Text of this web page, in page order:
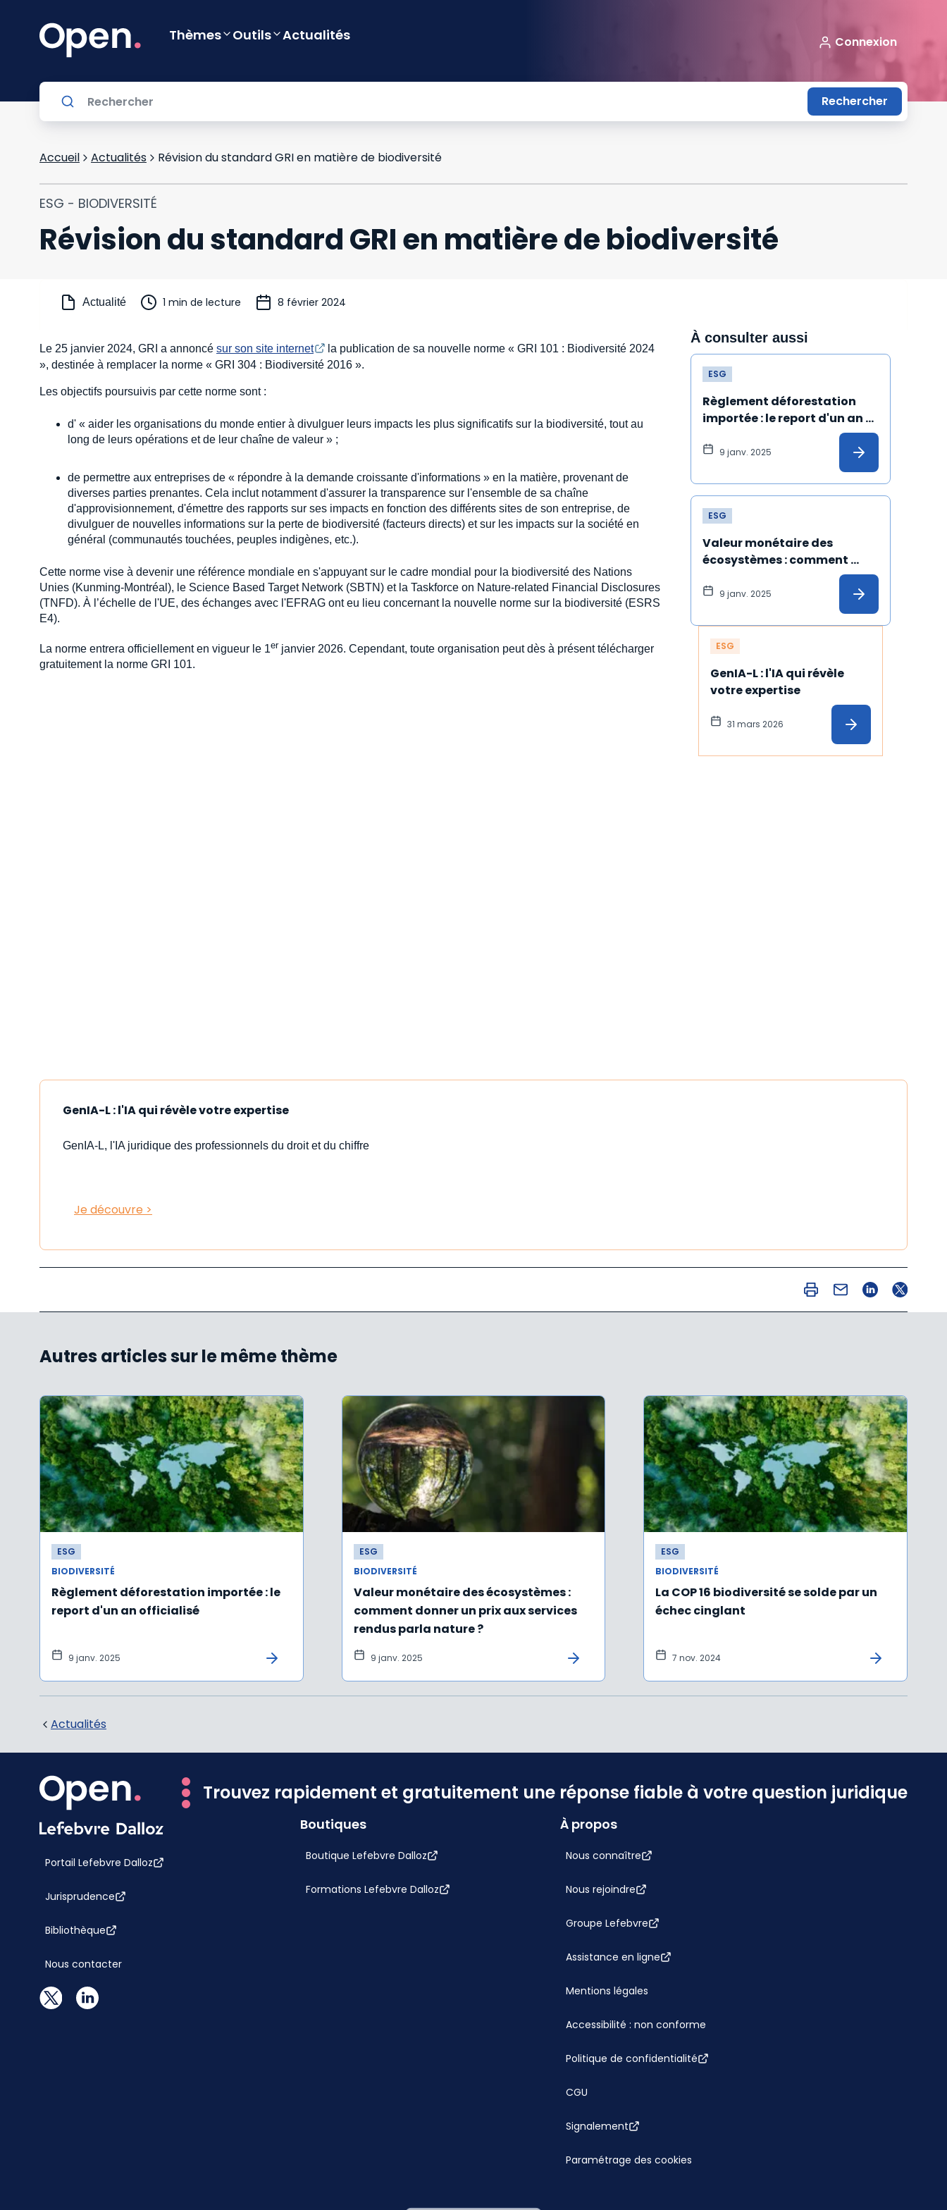
Thèmes Outils Actualités Connexion
Rechercher
Accueil Actualités Révision du standard GRI en matière de biodiversité
ESG - BIODIVERSITÉ
Révision du standard GRI en matière de biodiversité
Actualité 1 min de lecture 8 février 2024
Le 25 janvier 2024, GRI a annoncé sur son site internet
la publication de sa nouvelle norme « GRI 101 : Biodiversité 2024
», destinée à remplacer la norme « GRI 304 : Biodiversité 2016 ».
Les objectifs poursuivis par cette norme sont :
d' « aider les organisations du monde entier à divulguer leurs impacts les plus significatifs sur la biodiversité, tout au
long de leurs opérations et de leur chaîne de valeur » ;
de permettre aux entreprises de « répondre à la demande croissante d'informations » en la matière, provenant de
diverses parties prenantes. Cela inclut notamment d'assurer la transparence sur l'ensemble de sa chaîne
d'approvisionnement, d'émettre des rapports sur ses impacts en fonction des différents sites de son entreprise, de
divulguer de nouvelles informations sur la perte de biodiversité (facteurs directs) et sur les impacts sur la société en
général (communautés touchées, peuples indigènes, etc.).
Cette norme vise à devenir une référence mondiale en s'appuyant sur le cadre mondial pour la biodiversité des Nations
Unies (Kunming-Montréal), le Science Based Target Network (SBTN) et la Taskforce on Nature-related Financial Disclosures
(TNFD). À l’échelle de l'UE, des échanges avec l'EFRAG ont eu lieu concernant la nouvelle norme sur la biodiversité (ESRS
E4).
La norme entrera officiellement en vigueur le 1er janvier 2026. Cependant, toute organisation peut dès à présent télécharger
gratuitement la norme GRI 101.
À consulter aussi
ESG
Règlement déforestation
importée : le report d'un an
9 janv. 2025
ESG
Valeur monétaire des
écosystèmes : comment
donner un prix aux services
rendus parla nature ?
9 janv. 2025
ESG
GenIA-L : l'IA qui révèle
votre expertise
31 mars 2026
GenIA-L : l'IA qui révèle votre expertise
GenIA-L, l'IA juridique des professionnels du droit et du chiffre
Je découvre >
Autres articles sur le même thème
ESG
BIODIVERSITÉ
Règlement déforestation importée : le
report d'un an officialisé
9 janv. 2025
ESG
BIODIVERSITÉ
Valeur monétaire des écosystèmes :
comment donner un prix aux services
rendus parla nature ?
9 janv. 2025
ESG
BIODIVERSITÉ
La COP 16 biodiversité se solde par un
échec cinglant
7 nov. 2024
Actualités
Trouvez rapidement et gratuitement une réponse fiable à votre question juridique
Portail Lefebvre Dalloz
Jurisprudence
Bibliothèque
Nous contacter
Boutiques
Boutique Lefebvre Dalloz
Formations Lefebvre Dalloz
À propos
Nous connaître
Nous rejoindre
Groupe Lefebvre
Assistance en ligne
Mentions légales
Accessibilité : non conforme
Politique de confidentialité
CGU
Signalement
Paramétrage des cookies